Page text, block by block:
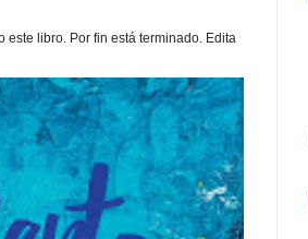
libro. Por fin está terminado. Edita